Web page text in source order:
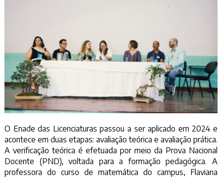
O Enade das Licenciaturas passou a ser aplicado em 2024 e
acontece em duas etapas: avaliação teórica e avaliação prática.
A verificação teórica é efetuada por meio da Prova Nacional
Docente (PND), voltada para a formação pedagógica. A
professora do curso de matemática do campus, Flaviana